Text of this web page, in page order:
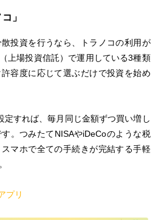
」
投資を行うなら、トラノコの利用が
上場投資信託）で運用している3種類
容度に応じて選ぶだけで投資を始め
定すれば、毎月同じ金額ずつ買い増し
。つみたてNISAやiDeCoのような税
マホで全ての手続きが完結する手軽
プリ